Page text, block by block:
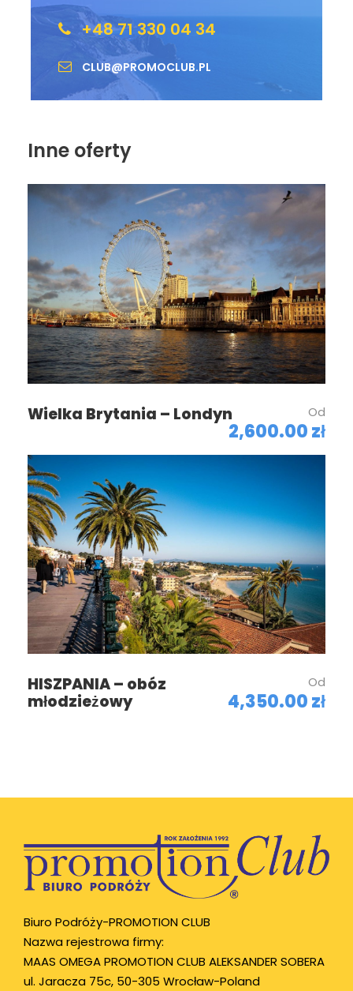
+48 71 330 04 34
CLUB@PROMOCLUB.PL
Inne oferty
Wielka Brytania – Londyn Od
2,600.00 zł
HISZPANIA – obóz
młodzieżowy
Od
4,350.00 zł
Biuro Podróży-PROMOTION CLUB
Nazwa rejestrowa firmy:
MAAS OMEGA PROMOTION CLUB ALEKSANDER SOBERA
ul. Jaracza 75c, 50-305 Wrocław-Poland